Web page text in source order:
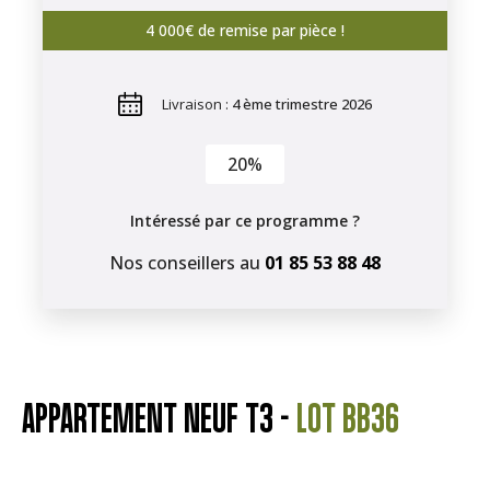
4 000€ de remise par pièce !
Livraison : 4 ème trimestre 2026
20%
Intéressé par ce programme ?
Nos conseillers au 01 85 53 88 48
APPARTEMENT NEUF T3 - LOT BB36